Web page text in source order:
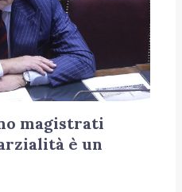
magistrati
è un